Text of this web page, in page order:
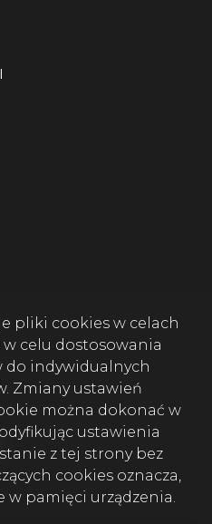
pliki cookies w celach
w celu dostosowania
do indywidualnych
Zmiany ustawień
można dokonać w
ustawienia
z tej strony bez
cookies oznacza,
w pamięci urządzenia.